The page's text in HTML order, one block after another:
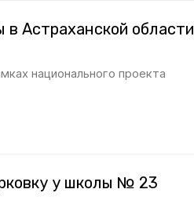
в Астраханской области
национального проекта
у школы № 23